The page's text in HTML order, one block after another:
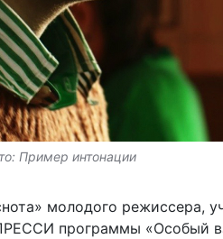
Пример интонации
молодого режиссера,
программы «Особый